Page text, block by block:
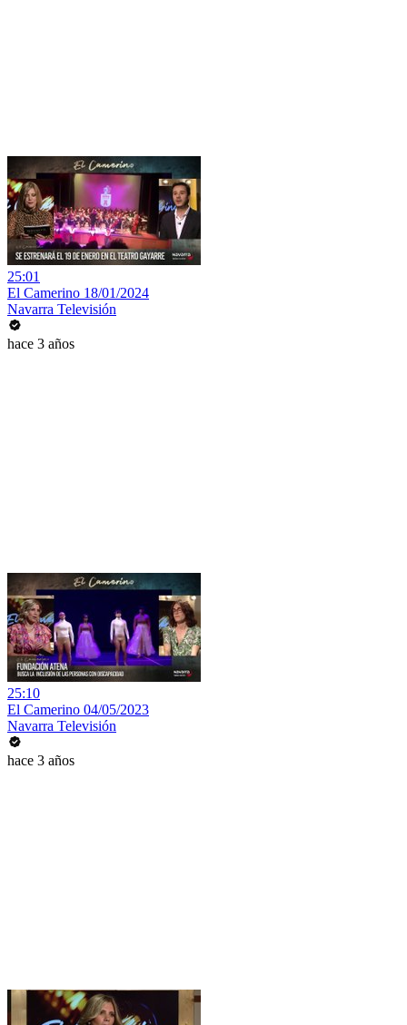
25:01
El Camerino 18/01/2024
Navarra Televisión
hace 3 años
25:10
El Camerino 04/05/2023
Navarra Televisión
hace 3 años